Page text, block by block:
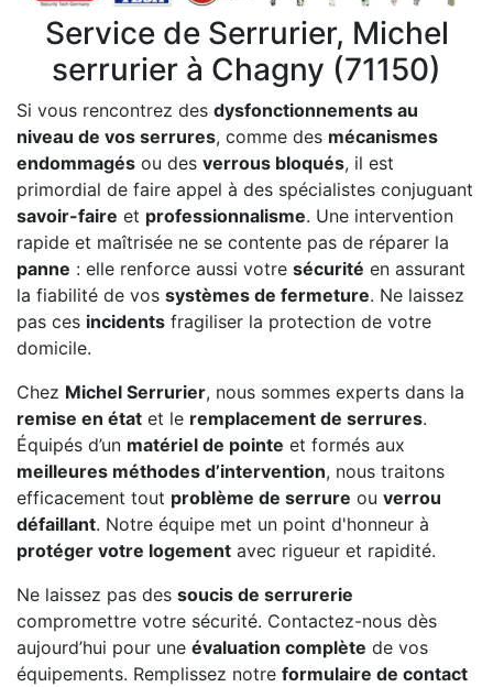
Service de Serrurier, Michel
serrurier à Chagny (71150)
Si vous rencontrez des dysfonctionnements au
niveau de vos serrures, comme des mécanismes
endommagés ou des verrous bloqués, il est
primordial de faire appel à des spécialistes conjuguant
savoir-faire et professionnalisme. Une intervention
rapide et maîtrisée ne se contente pas de réparer la
panne : elle renforce aussi votre sécurité en assurant
la fiabilité de vos systèmes de fermeture. Ne laissez
pas ces incidents fragiliser la protection de votre
domicile.
Chez Michel Serrurier, nous sommes experts dans la
remise en état et le remplacement de serrures.
Équipés d’un matériel de pointe et formés aux
meilleures méthodes d’intervention, nous traitons
efficacement tout problème de serrure ou verrou
défaillant. Notre équipe met un point d'honneur à
protéger votre logement avec rigueur et rapidité.
Ne laissez pas des soucis de serrurerie
compromettre votre sécurité. Contactez-nous dès
aujourd’hui pour une évaluation complète de vos
équipements. Remplissez notre formulaire de contact